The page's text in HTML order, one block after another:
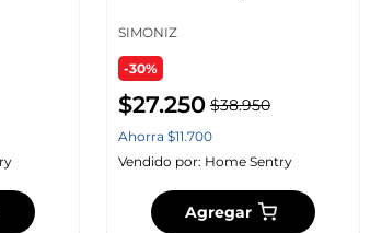
SIMONIZ
-30%
$27.250 $38.950
Ahorra $11.700
Vendido por: Home Sentry
Agregar